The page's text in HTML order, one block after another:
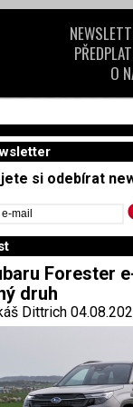
si odebírat
Forester
druh
Dittrich
O